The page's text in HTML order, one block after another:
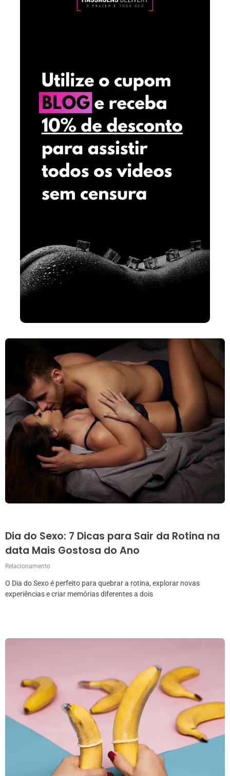
Dia do Sexo: 7 Dicas para Sair da Rotina na
data Mais Gostosa do Ano
Relacionamento
O Dia do Sexo é perfeito para quebrar a rotina, explorar novas
experiências e criar memórias diferentes a dois